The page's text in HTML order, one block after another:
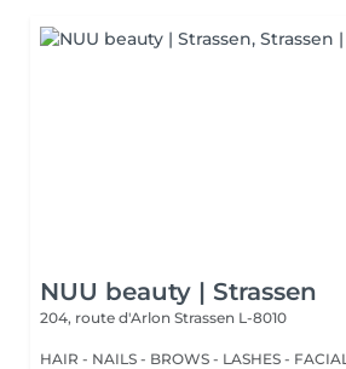
NUU beauty | Strassen
204, route d'Arlon Strassen L-8010
HAIR - NAILS - BROWS - LASHES -